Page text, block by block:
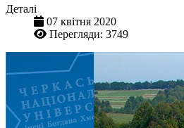
Деталі
07 квітня 2020
Перегляди: 3749